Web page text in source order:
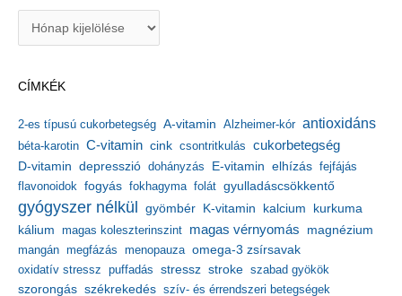
í
u
m
CÍMKÉK
2-es típusú cukorbetegség A-vitamin Alzheimer-kór antioxidáns
béta-karotin C-vitamin cink csontritkulás cukorbetegség
D-vitamin depresszió dohányzás E-vitamin elhízás fejfájás
flavonoidok fogyás fokhagyma folát gyulladáscsökkentő
gyógyszer nélkül gyömbér K-vitamin kalcium kurkuma
kálium magas koleszterinszint magas vérnyomás magnézium
mangán megfázás menopauza omega-3 zsírsavak
oxidatív stressz puffadás stressz stroke szabad gyökök
szorongás székrekedés szív- és érrendszeri betegségek